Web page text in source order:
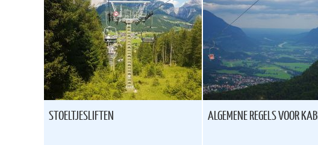
STOELTJESLIFTEN ALGEMENE REGELS VOOR